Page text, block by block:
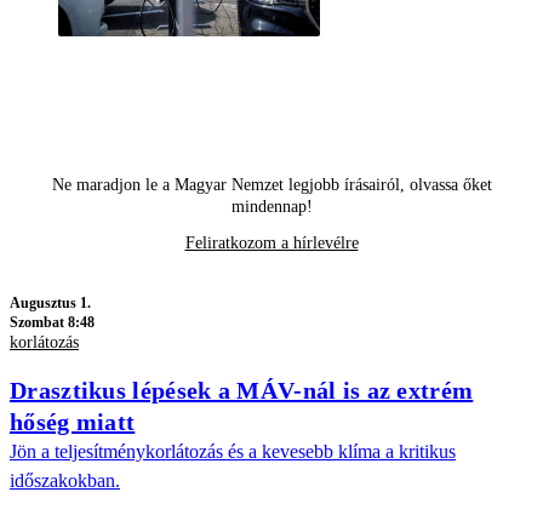
Ne maradjon le a Magyar Nemzet legjobb írásairól, olvassa őket
mindennap!
Feliratkozom a hírlevélre
Augusztus 1.
Szombat 8:48
korlátozás
Drasztikus lépések a MÁV-nál is az extrém
hőség miatt
Jön a teljesítménykorlátozás és a kevesebb klíma a kritikus
időszakokban.